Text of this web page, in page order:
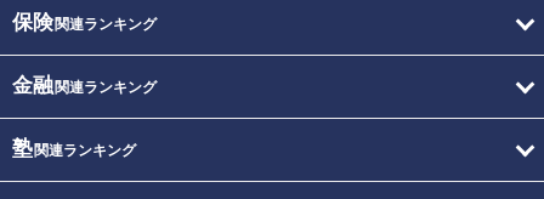
保険関連ランキング
金融関連ランキング
塾関連ランキング